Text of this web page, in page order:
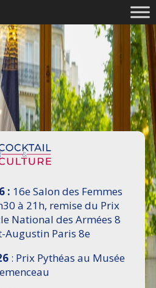
: 16e Salon des Femmes
à 21h, remise du Prix
National des Armées 8
Augustin Paris 8e
: Prix Pythéas au Musée